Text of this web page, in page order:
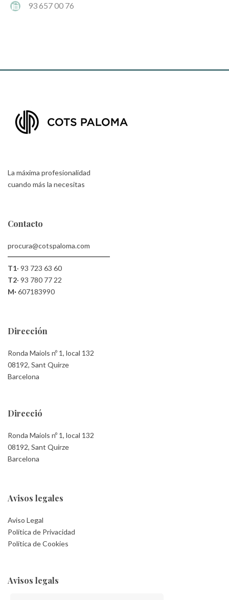
93 657 00 76
La máxima profesionalidad
cuando más la necesitas
Contacto
procura@cotspaloma.com
T1· 93 723 63 60
T2· 93 780 77 22
M·607183990
Dirección
Ronda Maiols nº 1, local 132
08192, Sant Quirze
Barcelona
Direcció
Ronda Maiols nº 1, local 132
08192, Sant Quirze
Barcelona
Avisos legales
Aviso Legal
Política de Privacidad
Política de Cookies
Avisos legals